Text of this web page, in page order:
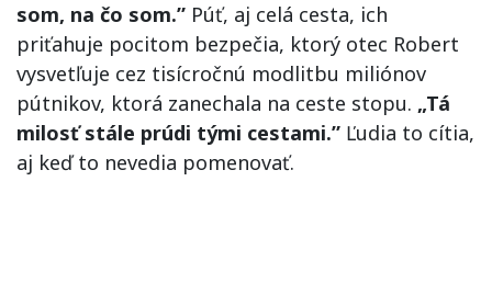
som, na čo som.” Púť, aj celá cesta, ich
priťahuje pocitom bezpečia, ktorý otec Robert
vysvetľuje cez tisícročnú modlitbu miliónov
pútnikov, ktorá zanechala na ceste stopu. „Tá
milosť stále prúdi tými cestami.” Ľudia to cítia,
aj keď to nevedia pomenovať.